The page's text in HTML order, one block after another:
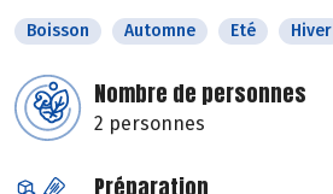
Boisson Automne Eté Hiver
Nombre de personnes
2 personnes